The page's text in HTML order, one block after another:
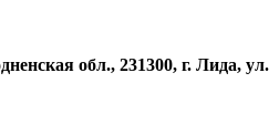
обл., 231300, г. Лида, ул.